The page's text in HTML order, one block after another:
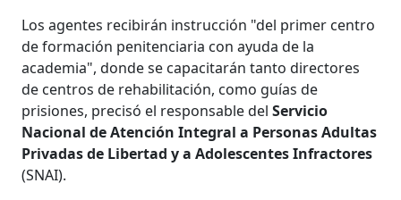
Los agentes recibirán instrucción "del primer centro
de formación penitenciaria con ayuda de la
academia", donde se capacitarán tanto directores
de centros de rehabilitación, como guías de
prisiones, precisó el responsable del Servicio
Nacional de Atención Integral a Personas Adultas
Privadas de Libertad y a Adolescentes Infractores
(SNAI).